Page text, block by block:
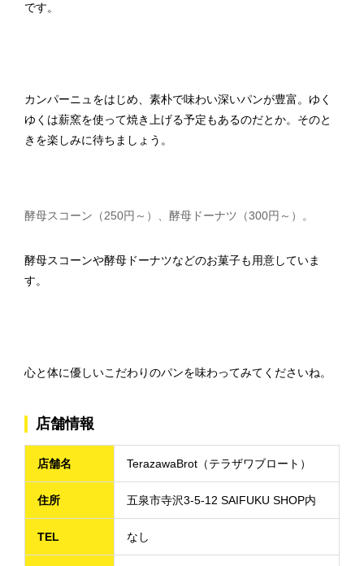
です。
カンパーニュをはじめ、素朴で味わい深いパンが豊富。ゆく
ゆくは薪窯を使って焼き上げる予定もあるのだとか。そのと
きを楽しみに待ちましょう。
酵母スコーン（250円～）、酵母ドーナツ（300円～）。
酵母スコーンや酵母ドーナツなどのお菓子も用意していま
す。
心と体に優しいこだわりのパンを味わってみてくださいね。
店舗情報
店舗名 TerazawaBrot（テラザワブロート）
住所 五泉市寺沢3-5-12 SAIFUKU SHOP内
TEL なし